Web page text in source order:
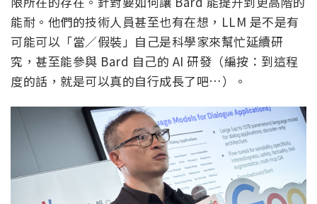
能耐。他們的技術人員甚至也有在想，LLM 是不是有
可能可以「當／假裝」自己是科學家來幫忙延續研
究，甚至能參與 Bard 自己的 AI 研發（編按：到這程
度的話，就是可以真的自行成長了吧…）。